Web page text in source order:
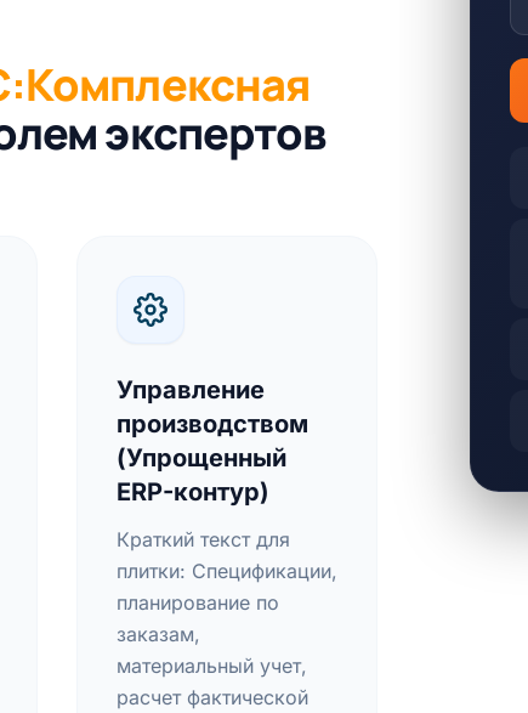
экспертов
Управление
производством
(Упрощенный
ERP-контур)
Краткий текст для
плитки: Спецификации,
планирование по
заказам,
материальный учет,
расчет фактической